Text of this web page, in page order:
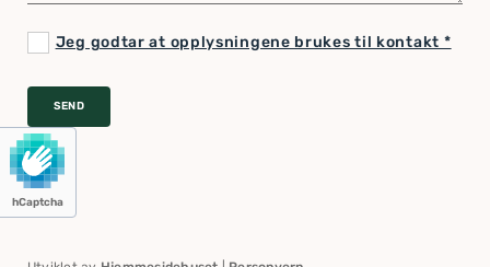
Jeg godtar at opplysningene brukes til kontakt *
hCaptcha